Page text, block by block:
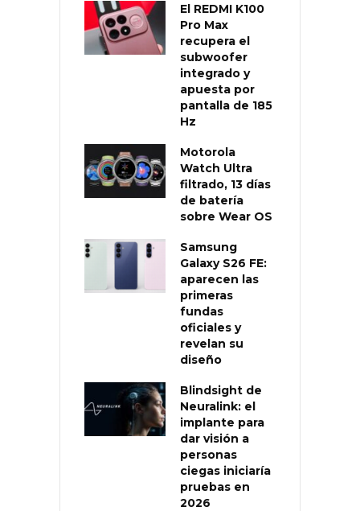
El REDMI K100
Pro Max
recupera el
subwoofer
integrado y
apuesta por
pantalla de 185
Hz
Motorola
Watch Ultra
filtrado, 13 días
de batería
sobre Wear OS
Samsung
Galaxy S26 FE:
aparecen las
primeras
fundas
oficiales y
revelan su
diseño
Blindsight de
Neuralink: el
implante para
dar visión a
personas
ciegas iniciaría
pruebas en
2026